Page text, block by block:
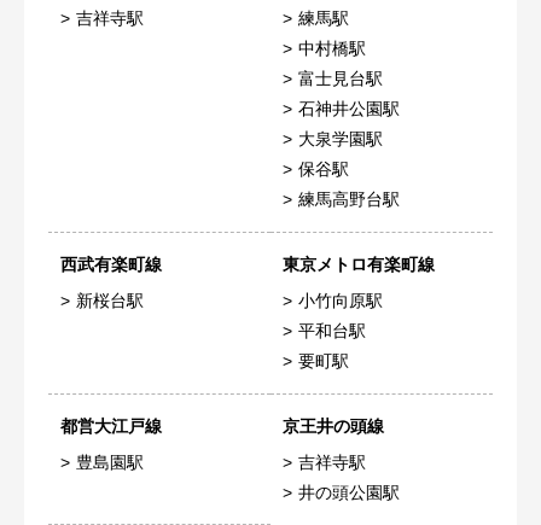
吉祥寺駅
練馬駅
中村橋駅
富士見台駅
石神井公園駅
大泉学園駅
保谷駅
練馬高野台駅
西武有楽町線
新桜台駅
東京メトロ有楽町線
小竹向原駅
平和台駅
要町駅
都営大江戸線
豊島園駅
京王井の頭線
吉祥寺駅
井の頭公園駅